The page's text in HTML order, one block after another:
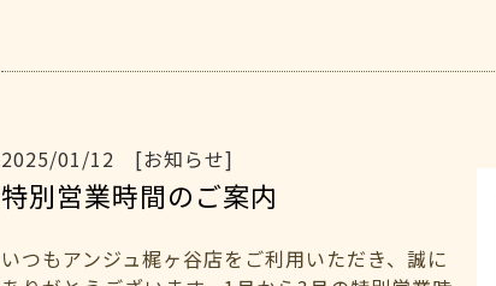
2025/01/12 [お知らせ]
特別営業時間のご案内
いつもアンジュ梶ヶ谷店をご利用いただき、誠に